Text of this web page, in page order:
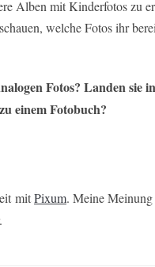
Alben mit Kinderfotos zu
welche Fotos ihr
Fotos? Landen sie
einem Fotobuch?
mitPixum. Meine